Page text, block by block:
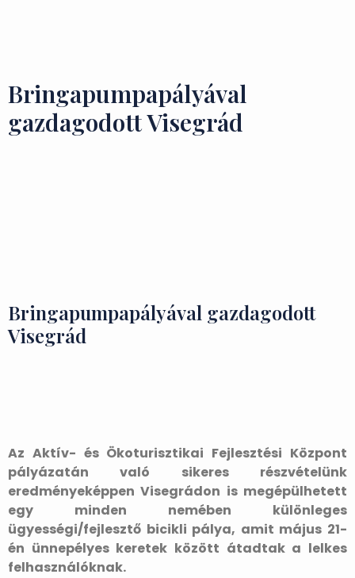
Bringapumpapályával
gazdagodott Visegrád
Bringapumpapályával gazdagodott
Visegrád
Az Aktív- és Ökoturisztikai Fejlesztési Központ
pályázatán való sikeres részvételünk
eredményeképpen Visegrádon is megépülhetett
egy minden nemében különleges
ügyességi/fejlesztő bicikli pálya, amit május 21-
én ünnepélyes keretek között átadtak a lelkes
felhasználóknak.